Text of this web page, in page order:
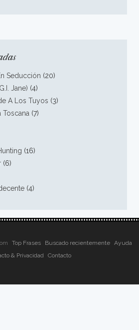
Seducción (20)
Jane) (4)
A Los Tuyos (3)
Toscana (7)
(16)
(6)
(4)
Top Frases Buscado recientemente
Ayuda
& Privacidad
Contacto